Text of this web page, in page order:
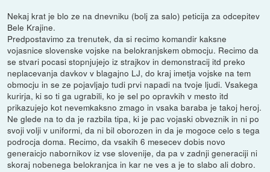
Nekaj krat je blo ze na dnevniku (bolj za salo) peticija za odcepitev
Bele Krajine.
Predpostavimo za trenutek, da si recimo komandir kaksne
vojasnice slovenske vojske na belokranjskem obmocju. Recimo da
se stvari pocasi stopnjujejo iz strajkov in demonstracij itd preko
neplacevanja davkov v blagajno LJ, do kraj imetja vojske na tem
obmocju in se ze pojavljajo tudi prvi napadi na tvoje ljudi. Vsakega
kurirja, ki so ti ga ugrabili, ko je sel po opravkih v mesto itd
prikazujejo kot nevemkaksno zmago in vsaka baraba je takoj heroj.
Ne glede na to da je razbila tipa, ki je pac vojaski obveznik in ni po
svoji volji v uniformi, da ni bil oborozen in da je mogoce celo s tega
podrocja doma. Recimo, da vsakih 6 mesecev dobis novo
generaicjo nabornikov iz vse slovenije, da pa v zadnji generaciji ni
skoraj nobenega belokranjca in kar ne ves a je to slabo ali dobro.